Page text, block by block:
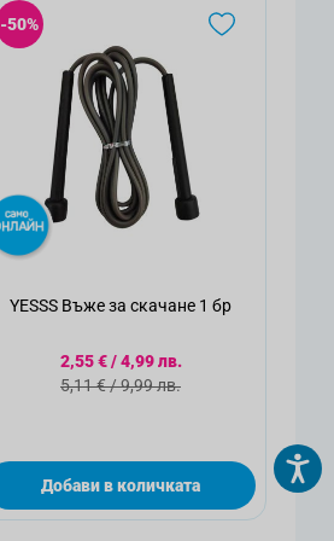
-50%
YESSS Въже за скачане 1 бр
Специална цена
2,55 €/4,99 лв.
Стандартна цена
5,11 €/9,99 лв.
Добави в количката